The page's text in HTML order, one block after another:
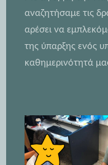
αναζητήσαμε τις
αρέσει να
της ύπαρξης ενός
καθημερινότητά